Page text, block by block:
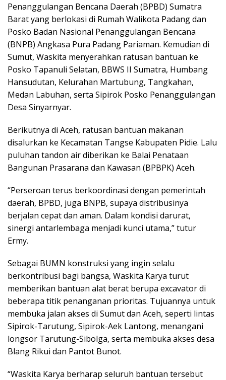
Penanggulangan Bencana Daerah (BPBD) Sumatra
Barat yang berlokasi di Rumah Walikota Padang dan
Posko Badan Nasional Penanggulangan Bencana
(BNPB) Angkasa Pura Padang Pariaman. Kemudian di
Sumut, Waskita menyerahkan ratusan bantuan ke
Posko Tapanuli Selatan, BBWS II Sumatra, Humbang
Hansudutan, Kelurahan Martubung, Tangkahan,
Medan Labuhan, serta Sipirok Posko Penanggulangan
Desa Sinyarnyar.
Berikutnya di Aceh, ratusan bantuan makanan
disalurkan ke Kecamatan Tangse Kabupaten Pidie. Lalu
puluhan tandon air diberikan ke Balai Penataan
Bangunan Prasarana dan Kawasan (BPBPK) Aceh.
“Perseroan terus berkoordinasi dengan pemerintah
daerah, BPBD, juga BNPB, supaya distribusinya
berjalan cepat dan aman. Dalam kondisi darurat,
sinergi antarlembaga menjadi kunci utama,” tutur
Ermy.
Sebagai BUMN konstruksi yang ingin selalu
berkontribusi bagi bangsa, Waskita Karya turut
memberikan bantuan alat berat berupa excavator di
beberapa titik penanganan prioritas. Tujuannya untuk
membuka jalan akses di Sumut dan Aceh, seperti lintas
Sipirok-Tarutung, Sipirok-Aek Lantong, menangani
longsor Tarutung-Sibolga, serta membuka akses desa
Blang Rikui dan Pantot Bunot.
“Waskita Karya berharap seluruh bantuan tersebut